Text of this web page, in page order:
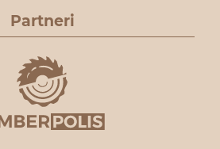
Partneri